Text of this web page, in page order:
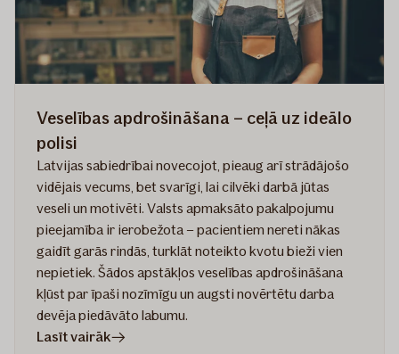
Veselības apdrošināšana – ceļā uz ideālo
polisi
Latvijas sabiedrībai novecojot, pieaug arī strādājošo
vidējais vecums, bet svarīgi, lai cilvēki darbā jūtas
veseli un motivēti. Valsts apmaksāto pakalpojumu
pieejamība ir ierobežota – pacientiem nereti nākas
gaidīt garās rindās, turklāt noteikto kvotu bieži vien
nepietiek. Šādos apstākļos veselības apdrošināšana
kļūst par īpaši nozīmīgu un augsti novērtētu darba
devēja piedāvāto labumu.
Lasīt vairākrakstā